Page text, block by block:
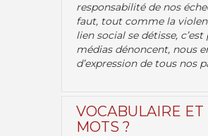
responsabilité de nos
faut, tout comme la
lien social se détisse,
médias dénoncent, nous
d’expression de tous nos
VOCABULAIRE ET
MOTS ?